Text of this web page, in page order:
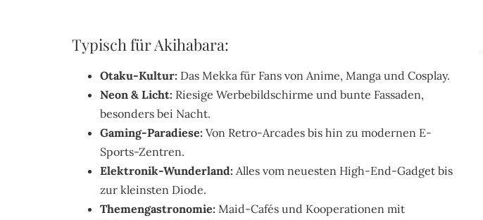
Typisch für Akihabara:
Otaku-Kultur: Das Mekka für Fans von Anime, Manga und Cosplay.
Neon & Licht: Riesige Werbebildschirme und bunte Fassaden,
besonders bei Nacht.
Gaming-Paradiese: Von Retro-Arcades bis hin zu modernen E-
Sports-Zentren.
Elektronik-Wunderland: Alles vom neuesten High-End-Gadget bis
zur kleinsten Diode.
Themengastronomie: Maid-Cafés und Kooperationen mit